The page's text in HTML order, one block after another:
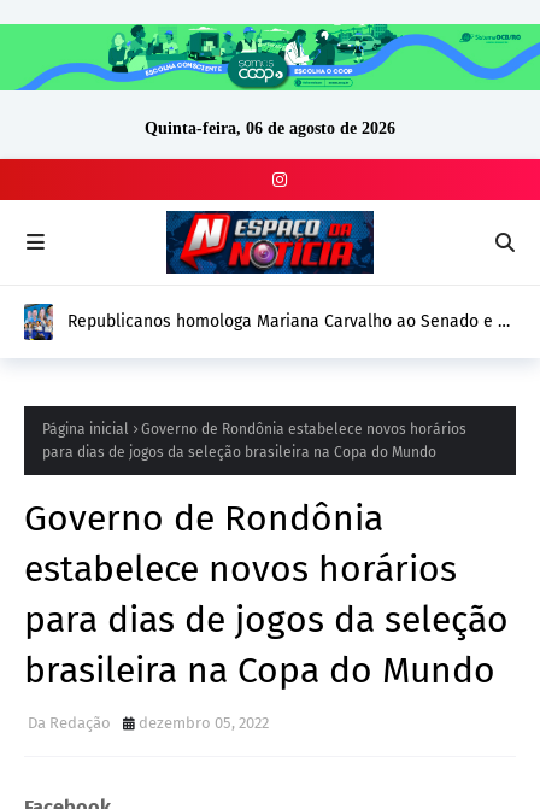
Quinta-feira, 06 de agosto de 2026
Republicanos homologa Mariana Carvalho ao Senado e 32
Página inicial
Governo de Rondônia estabelece novos horários
para dias de jogos da seleção brasileira na Copa do Mundo
Governo de Rondônia
estabelece novos horários
para dias de jogos da seleção
brasileira na Copa do Mundo
Da Redação dezembro 05, 2022